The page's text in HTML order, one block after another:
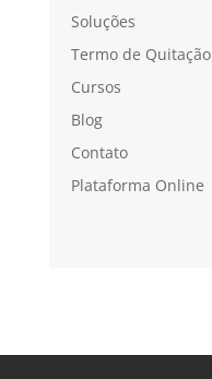
Soluções
Termo de Quitação
Cursos
Blog
Contato
Plataforma Online